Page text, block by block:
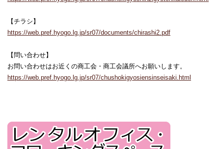
【チラシ】
https://web.pref.hyogo.lg.jp/sr07/documents/chirashi2.pdf
【問い合わせ】
お問い合わせはお近くの商工会・商工会議所へお願いします。
https://web.pref.hyogo.lg.jp/sr07/chushokigyosiensinseisaki.html